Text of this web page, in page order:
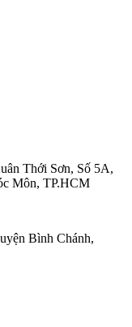
Thới Sơn, Số 5A,
Môn, TP.HCM
Bình Chánh,